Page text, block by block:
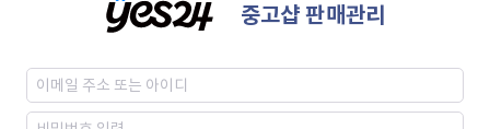
중고샵 판매관리